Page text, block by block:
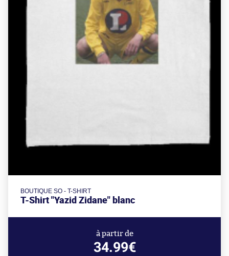
BOUTIQUE SO - T-SHIRT
T-Shirt "Yazid Zidane" blanc
à partir de
34.99€